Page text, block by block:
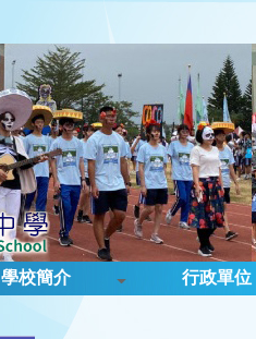
學校簡介 行政單位